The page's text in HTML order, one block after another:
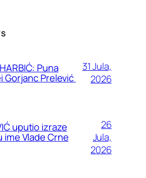
Puna
Gorjanc Prelević
31 Jula,
2026
uputio izraze
ime Vlade Crne
26
Jula,
2026